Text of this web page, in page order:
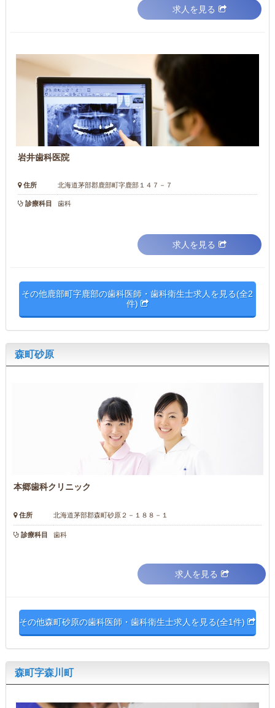
求人を見る
岩井歯科医院
住所 北海道茅部郡鹿部町字鹿部１４７－７
診療科目 歯科
求人を見る
その他鹿部町字鹿部の歯科医師・歯科衛生士求人を見る(全2
件)
森町砂原
本郷歯科クリニック
住所 北海道茅部郡森町砂原２－１８８－１
診療科目 歯科
求人を見る
その他森町砂原の歯科医師・歯科衛生士求人を見る(全1件)
森町字森川町